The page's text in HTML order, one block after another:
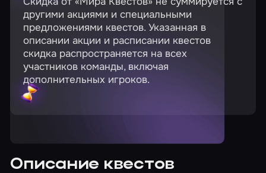
другими акциями и специальными
предложениями квестов. Указанная в
описании акции и расписании квестов
скидка распространяется на всех
участников команды, включая
дополнительных игроков.
Описание квестов